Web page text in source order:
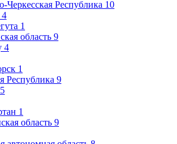
Черкесская Республика 10
4
1
область 9
4
1
Республика 9
5
1
область 9